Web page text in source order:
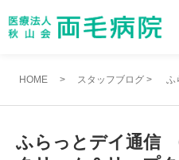
HOME > スタッフブログ > ふ
ふらっとデイ通